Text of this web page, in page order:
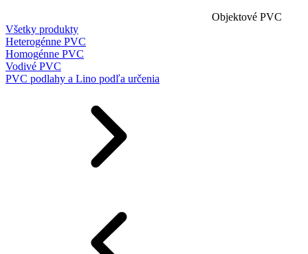
Objektové PVC
Všetky produkty
Heterogénne PVC
Homogénne PVC
Vodivé PVC
PVC podlahy a Lino podľa určenia